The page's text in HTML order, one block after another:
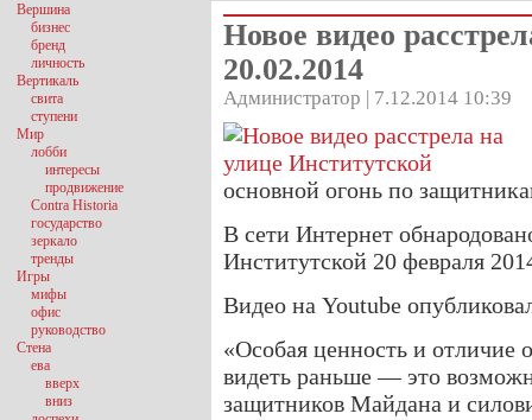
Новое видео
20.02.2014
Администратор | 7.12.2014 10:39
основной огонь по
В сети Интернет
Институтской 20 февраля
Видео на Youtube
«Особая ценность и отличие
видеть раньше — это
защитников Майдана и
Вершина
бизнес
бренд
личность
Вертикаль
свита
ступени
Мир
лобби
интересы
продвижение
Contra Historia
государство
зеркало
тренды
Игры
мифы
офис
руководство
Стена
ева
вверх
вниз